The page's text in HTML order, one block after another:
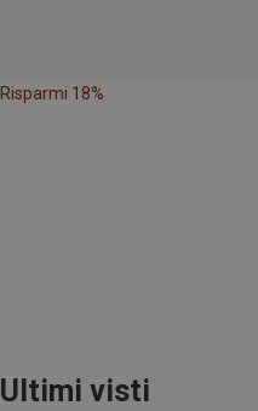
Risparmi 18%
Ultimi visti